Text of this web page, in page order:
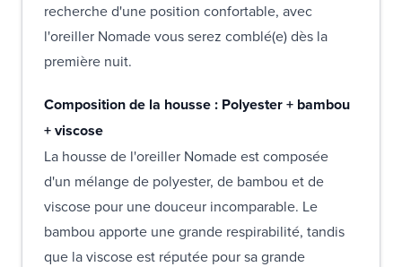
recherche d'une position confortable, avec
l'oreiller Nomade vous serez comblé(e) dès la
première nuit.
Composition de la housse : Polyester + bambou
+ viscose
La housse de l'oreiller Nomade est composée
d'un mélange de polyester, de bambou et de
viscose pour une douceur incomparable. Le
bambou apporte une grande respirabilité, tandis
que la viscose est réputée pour sa grande